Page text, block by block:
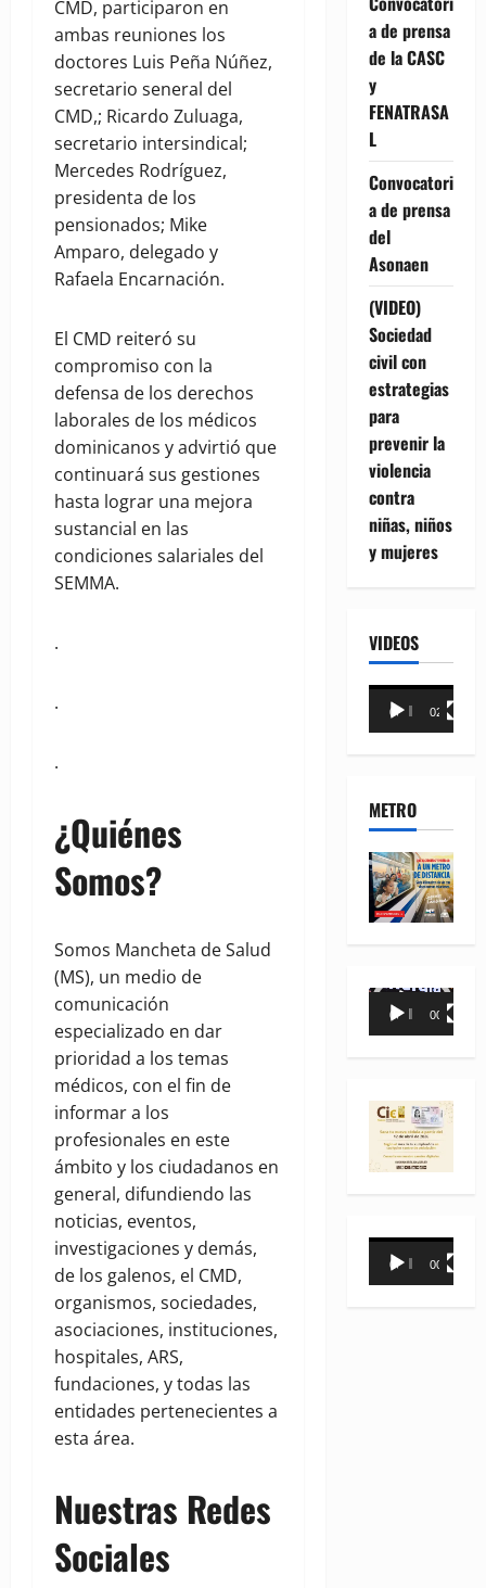
CMD, participaron en
ambas reuniones los
doctores Luis Peña Núñez,
secretario seneral del
CMD,; Ricardo Zuluaga,
secretario intersindical;
Mercedes Rodríguez,
presidenta de los
pensionados; Mike
Amparo, delegado y
Rafaela Encarnación.
El CMD reiteró su
compromiso con la
defensa de los derechos
laborales de los médicos
dominicanos y advirtió que
continuará sus gestiones
hasta lograr una mejora
sustancial en las
condiciones salariales del
SEMMA.
.
.
.
¿Quiénes
Somos?
Somos Mancheta de Salud
(MS), un medio de
comunicación
especializado en dar
prioridad a los temas
médicos, con el fin de
informar a los
profesionales en este
ámbito y los ciudadanos en
general, difundiendo las
noticias, eventos,
investigaciones y demás,
de los galenos, el CMD,
organismos, sociedades,
asociaciones, instituciones,
hospitales, ARS,
fundaciones, y todas las
entidades pertenecientes a
esta área.
Nuestras Redes
Sociales
a de prensa
de la CASC
y
FENATRASA
L
Convocatori
a de prensa
del
Asonaen
(VIDEO)
Sociedad
civil con
estrategias
para
prevenir la
violencia
contra
niñas, niños
y mujeres
VIDEOS
Reproductor
00:00 02:18
METRO
Reproductor
00:00 00:35
Reproductor
00:00 00:31